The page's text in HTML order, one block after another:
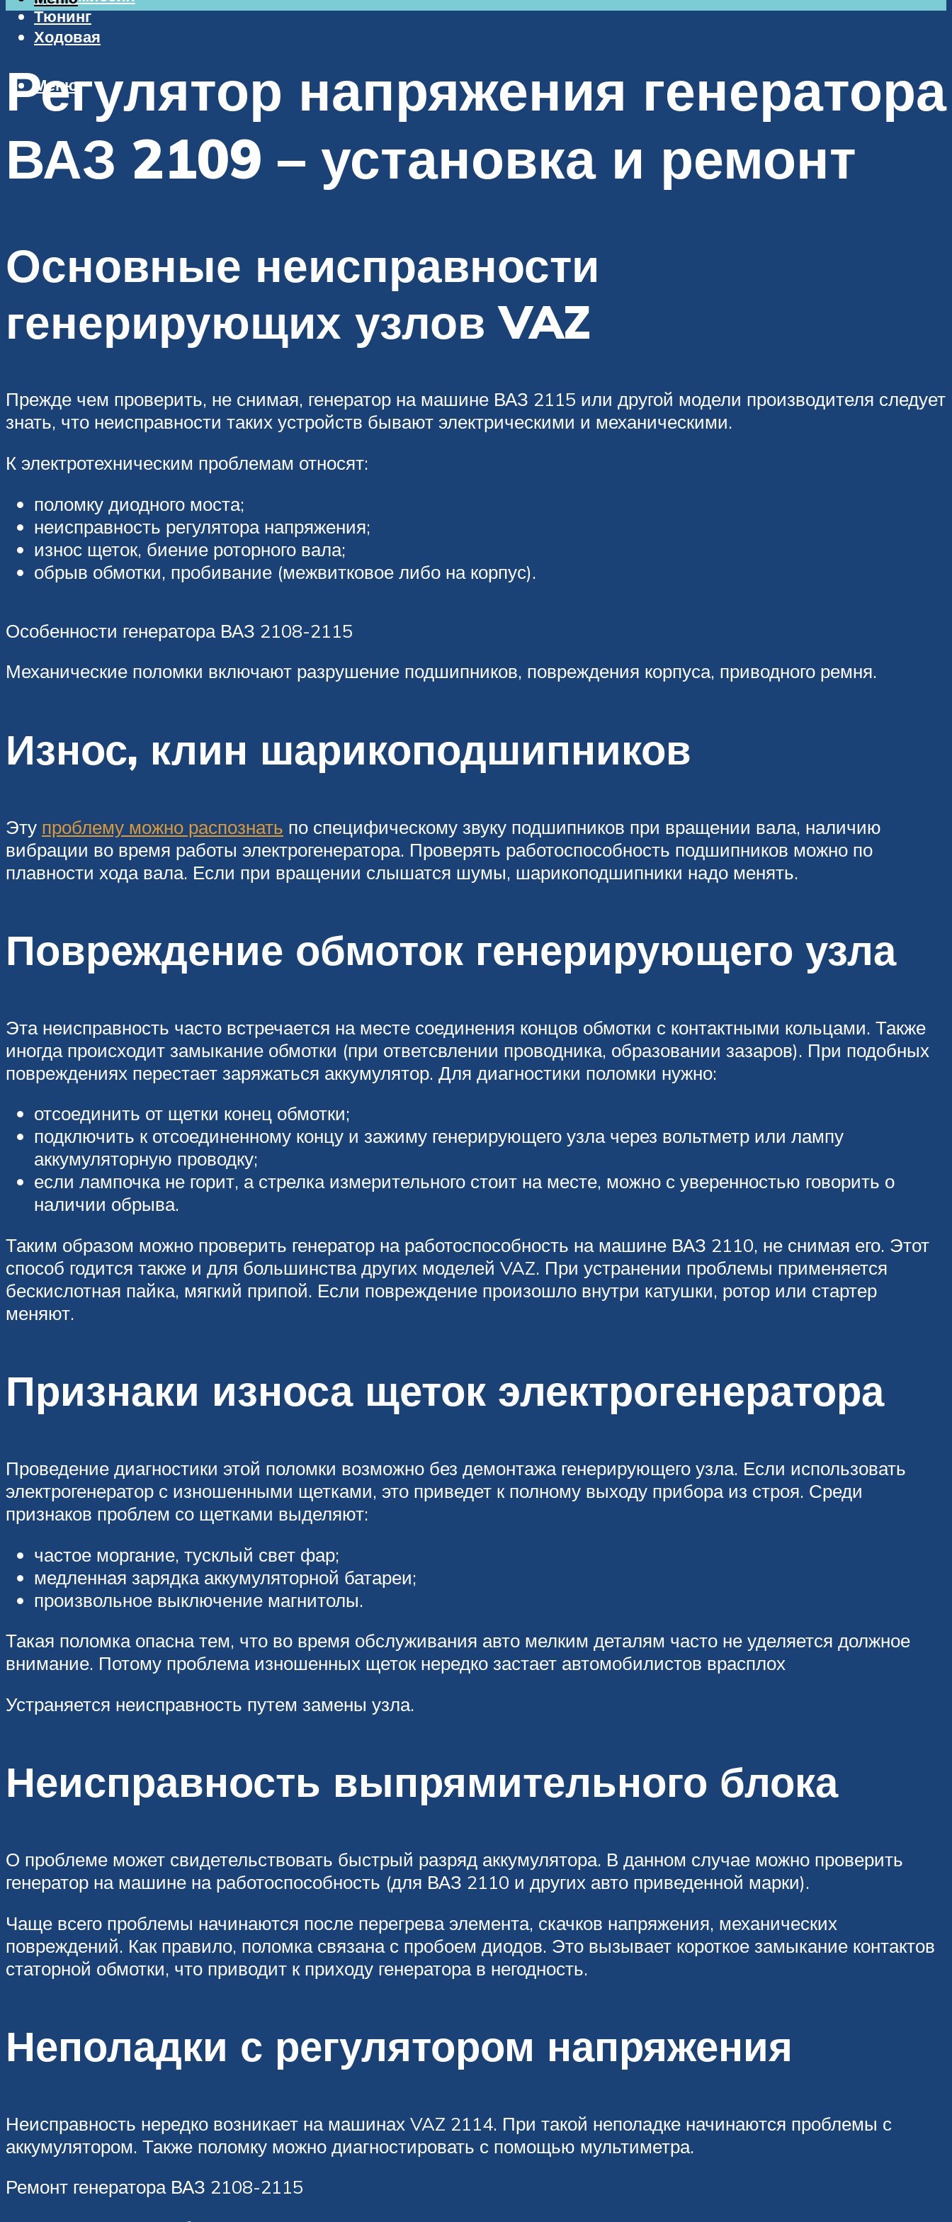
Тюнинг
Ходовая
Меню
Регулятор напряжения генератора
ВАЗ 2109 – установка и ремонт
Основные неисправности
генерирующих узлов VAZ
Прежде чем проверить, не снимая, генератор на машине ВАЗ 2115 или другой модели производителя следует
знать, что неисправности таких устройств бывают электрическими и механическими.
К электротехническим проблемам относят:
поломку диодного моста;
неисправность регулятора напряжения;
износ щеток, биение роторного вала;
обрыв обмотки, пробивание (межвитковое либо на корпус).
Особенности генератора ВАЗ 2108-2115
Механические поломки включают разрушение подшипников, повреждения корпуса, приводного ремня.
Износ, клин шарикоподшипников
Эту проблему можно распознать по специфическому звуку подшипников при вращении вала, наличию
вибрации во время работы электрогенератора. Проверять работоспособность подшипников можно по
плавности хода вала. Если при вращении слышатся шумы, шарикоподшипники надо менять.
Повреждение обмоток генерирующего узла
Эта неисправность часто встречается на месте соединения концов обмотки с контактными кольцами. Также
иногда происходит замыкание обмотки (при ответсвлении проводника, образовании зазаров). При подобных
повреждениях перестает заряжаться аккумулятор. Для диагностики поломки нужно:
отсоединить от щетки конец обмотки;
подключить к отсоединенному концу и зажиму генерирующего узла через вольтметр или лампу
аккумуляторную проводку;
если лампочка не горит, а стрелка измерительного стоит на месте, можно с уверенностью говорить о
наличии обрыва.
Таким образом можно проверить генератор на работоспособность на машине ВАЗ 2110, не снимая его. Этот
способ годится также и для большинства других моделей VAZ. При устранении проблемы применяется
бескислотная пайка, мягкий припой. Если повреждение произошло внутри катушки, ротор или стартер
меняют.
Признаки износа щеток электрогенератора
Проведение диагностики этой поломки возможно без демонтажа генерирующего узла. Если использовать
электрогенератор с изношенными щетками, это приведет к полному выходу прибора из строя. Среди
признаков проблем со щетками выделяют:
частое моргание, тусклый свет фар;
медленная зарядка аккумуляторной батареи;
произвольное выключение магнитолы.
Такая поломка опасна тем, что во время обслуживания авто мелким деталям часто не уделяется должное
внимание. Потому проблема изношенных щеток нередко застает автомобилистов врасплох
Устраняется неисправность путем замены узла.
Неисправность выпрямительного блока
О проблеме может свидетельствовать быстрый разряд аккумулятора. В данном случае можно проверить
генератор на машине на работоспособность (для ВАЗ 2110 и других авто приведенной марки).
Чаще всего проблемы начинаются после перегрева элемента, скачков напряжения, механических
повреждений. Как правило, поломка связана с пробоем диодов. Это вызывает короткое замыкание контактов
статорной обмотки, что приводит к приходу генератора в негодность.
Неполадки с регулятором напряжения
Неисправность нередко возникает на машинах VAZ 2114. При такой неполадке начинаются проблемы с
аккумулятором. Также поломку можно диагностировать с помощью мультиметра.
Ремонт генератора ВАЗ 2108-2115